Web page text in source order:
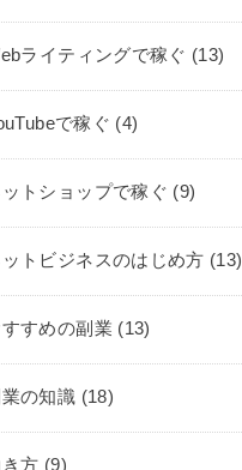
ライティングで稼ぐ (13)
で稼ぐ (4)
トショップで稼ぐ (9)
トビジネスのはじめ方 (13)
すめの副業 (13)
の知識 (18)
方 (9)